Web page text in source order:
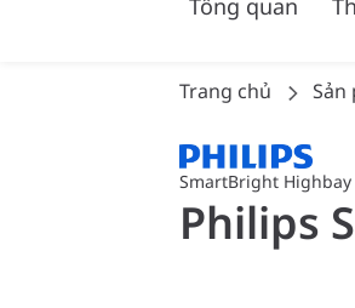
Tổng quan
Trang chủ Sản
SmartBright Highbay
Philips